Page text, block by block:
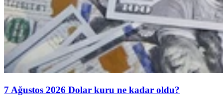
7 Ağustos 2026 Dolar kuru ne kadar oldu?